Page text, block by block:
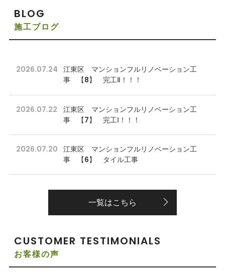
BLOG
施工ブログ
2026.07.24
江東区 マンションフルリノベーション工
事 【8】 完工Ⅱ！！！
2026.07.22
江東区 マンションフルリノベーション工
事 【7】 完工Ⅰ！！！
2026.07.20
江東区 マンションフルリノベーション工
事 【6】 タイル工事
一覧はこちら
CUSTOMER TESTIMONIALS
お客様の声